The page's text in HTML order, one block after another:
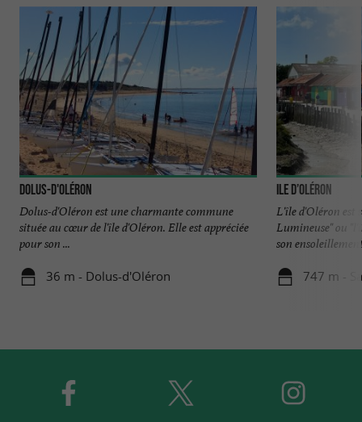
Dolus-d'Oléron
Dolus-d'Oléron est une charmante commune
située au cœur de l'île d'Oléron. Elle est appréciée
pour son ...
36 m - Dolus-d'Oléron
Ile d’Oléron
L'île d'Oléron est
Lumineuse" ou
son
747 m -